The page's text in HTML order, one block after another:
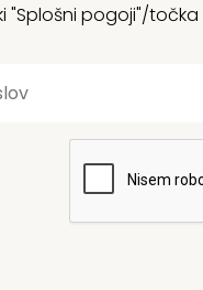
"Splošni pogoji"/točka